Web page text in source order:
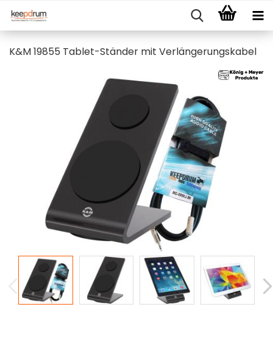
K&M 19855 Tablet-Ständer mit Verlängerungskabel